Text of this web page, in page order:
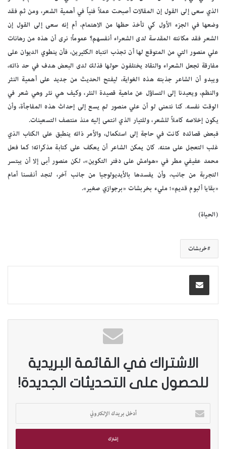
الذي سعى إلى القول إن المقالات أصبحت عملاً فنياً في أهمية الشعر، ومن ثم فقد
وضعها في الجزء الأول كي تأخذ حظها من الاهتمام، أم إنه سعى إلى القول إن
الشعر فقد مكانته المقدسة لدى الشعراء أنفسهم؟ عموماً؛ نرى أن هذه من رهانات
علي منصور التي من المتوقع لها أن تجذب انتباه الكثيرين، فأن ينطوي الديوان على
مفارقة تجعل الشعراء والنقاد يختلفون حولها فذلك لدى البعض هدف في حد ذاته،
ويبدو أن الشاعر جذبته هذه الغواية، ليفتح الحديث من جديد على أهمية النثر
والنظم، ويعيدنا إلى التساؤل عن ماهية قصيدة النثر، وكيف هي نثر وهي شعر في
الوقت نفسه. كنا نتمنى لو أن علي منصور لم يسع إلى إحداث هذه المفاجأة، وأن
يكون إخلاصه كاملاً للشعر، وللتيار الذي انتمى إليه منذ منتصف التسعينات.
فبعض قصائده كانت في حاجة إلى استكمال، والأمر ذاته ينطبق على الكتاب الذي
غلب التعجل على متنه. كان يمكن الشاعر أن يعكف على كتابة مذكراته؛ كما فعل
محمد عفيفي مطر في «هوامش على دفتر التكوين»، لكن منصور أبى إلا أن يبتسر
التجربة من جانب، وأن يفسدها بالأيديولوجيا من جانب آخر، لنجد أنفسنا أمام
«بقايا ألبوم قديم»؛ مليء بخربشات «برجوازي صغير».
(الحياة)
خربشات
الاشتراك في القائمة البريدية
للحصول على التحديثات الجديدة!
خ